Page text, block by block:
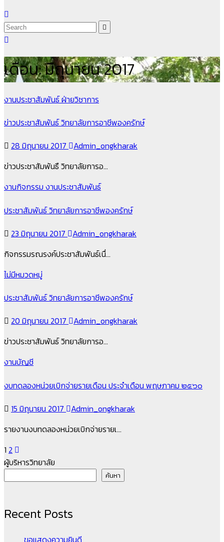
เดือน:มิถุนายน 2017
งานประชาสัมพันธ์ฝ่ายวิชาการ
ข่าวประชาสัมพันธ์ วิทยาลัยการอาชีพองครักษ์
28 มิถุนายน 2017
Admin_ongkharak
ข่าวประชาสัมพันธื วิทยาลัยการอ…
งานกิจกรรม งานประชาสัมพันธ์
ประชาสัมพันธ์ วิทยาลัยการอาชีพองครักษ์
23 มิถุนายน 2017
Admin_ongkharak
กิจกรรมรณรงค์ประชาสัมพันธ์เนื่…
ไม่มีหมวดหมู่
ประชาสัมพันธ์ วิทยาลัยการอาชีพองครักษ์
20 มิถุนายน 2017
Admin_ongkharak
ข่าวประชาสัมพันธ์ วิทยาลัยการอ…
งานบัญชี
งบทดลองหน่วยเบิกจ่ายรายเดือน ประจำเดือน พฤษภาคม ๒๕๖๐
15 มิถุนายน 2017
Admin_ongkharak
รายงานงบทดลองหน่วยเบิกจ่ายรายเ…
Posts
pagination
1 2
ผู้บริหารวิทยาลัย
ค้นหา
Recent Posts
ขอแสดงความยินดี